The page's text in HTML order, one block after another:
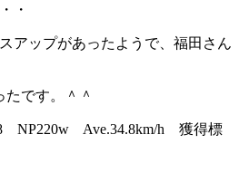
・
アップがあったようで、福田さん
です。＾＾
NP220w Ave.34.8km/h 獲得標